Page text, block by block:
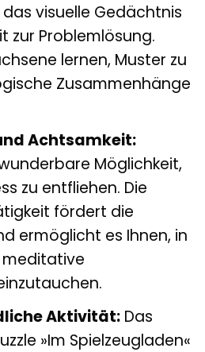
visuelle Gedächtnis
zur Problemlösung.
lernen, Muster zu
Zusammenhänge
Achtsamkeit:
Möglichkeit,
zu entfliehen. Die
fördert die
ermöglicht es Ihnen, in
meditative
Aktivität:Das
»Im Spielzeugladen«